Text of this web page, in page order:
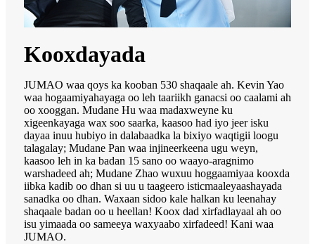
Kooxdayada
JUMAO waa qoys ka kooban 530 shaqaale ah. Kevin Yao
waa hogaamiyahayaga oo leh taariikh ganacsi oo caalami ah
oo xooggan. Mudane Hu waa madaxweyne ku
xigeenkayaga wax soo saarka, kaasoo had iyo jeer isku
dayaa inuu hubiyo in dalabaadka la bixiyo waqtigii loogu
talagalay; Mudane Pan waa injineerkeena ugu weyn,
kaasoo leh in ka badan 15 sano oo waayo-aragnimo
warshadeed ah; Mudane Zhao wuxuu hoggaamiyaa kooxda
iibka kadib oo dhan si uu u taageero isticmaaleyaashayada
sanadka oo dhan. Waxaan sidoo kale halkan ku leenahay
shaqaale badan oo u heellan! Koox dad xirfadlayaal ah oo
isu yimaada oo sameeya waxyaabo xirfadeed! Kani waa
JUMAO.